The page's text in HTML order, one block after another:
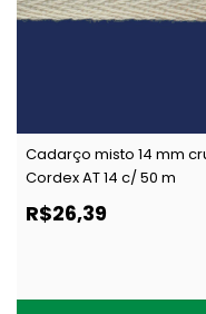
Cadarço misto 14 mm
Cordex AT 14 c/ 50 m
R$26,39